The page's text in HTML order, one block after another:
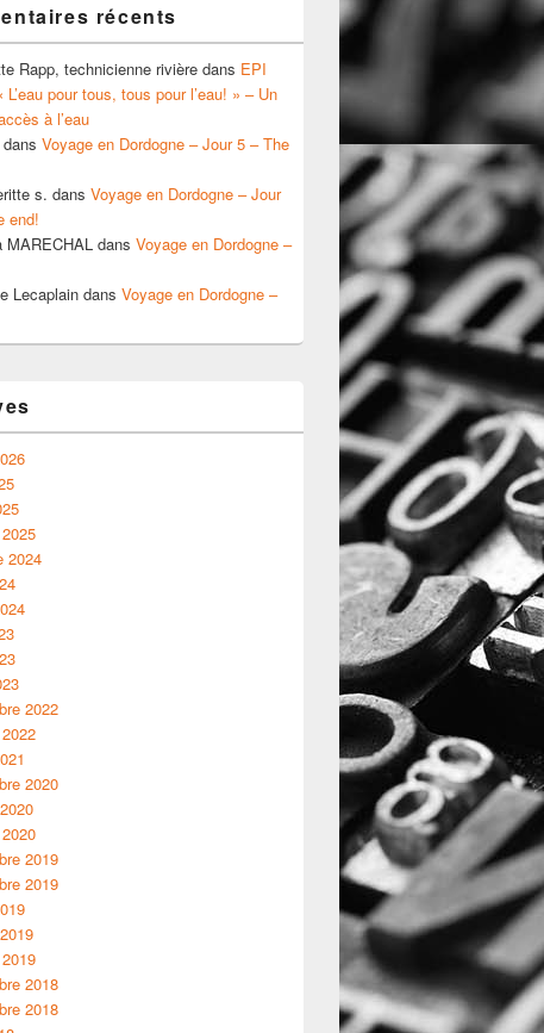
récents
Rapp, technicienne rivière dans EPI
L’eau pour tous, tous pour l’eau! » – Un
à l’eau
dans Voyage en Dordogne – Jour 5 – The
s. dans Voyage en Dordogne – Jour
end!
MARECHAL dans Voyage en Dordogne –
Lecaplain dans Voyage en Dordogne –
2024
2022
2020
2019
2019
2018
2018